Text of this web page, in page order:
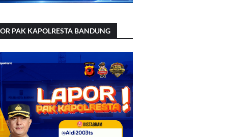
PAK KAPOLRESTA BANDUNG